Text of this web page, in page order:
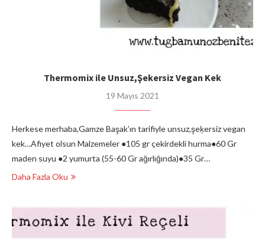
Thermomix ile Unsuz,Şekersiz Vegan Kek
19 Mayıs 2021
Herkese merhaba,Gamze Başak’ın tarifiyle unsuz,şeķersiz vegan
kek…Afiyet olsun Malzemeler ●105 gr çekirdekli hurma●60 Gr
maden suyu ●2 yumurta (55-60 Gr ağırlığında)●35 Gr…
Daha Fazla Oku